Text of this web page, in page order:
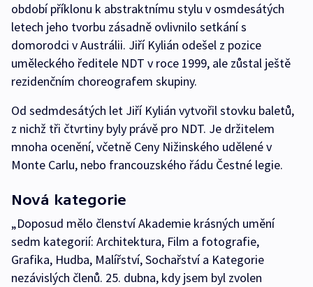
období příklonu k abstraktnímu stylu v osmdesátých
letech jeho tvorbu zásadně ovlivnilo setkání s
domorodci v Austrálii. Jiří Kylián odešel z pozice
uměleckého ředitele NDT v roce 1999, ale zůstal ještě
rezidenčním choreografem skupiny.
Od sedmdesátých let Jiří Kylián vytvořil stovku baletů,
z nichž tři čtvrtiny byly právě pro NDT. Je držitelem
mnoha ocenění, včetně Ceny Nižinského udělené v
Monte Carlu, nebo francouzského řádu Čestné legie.
Nová kategorie
„Doposud mělo členství Akademie krásných umění
sedm kategorií: Architektura, Film a fotografie,
Grafika, Hudba, Malířství, Sochařství a Kategorie
nezávislých členů. 25. dubna, kdy jsem byl zvolen